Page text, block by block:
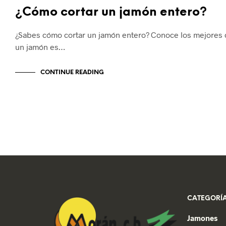
¿Cómo cortar un jamón entero?
¿Sabes cómo cortar un jamón entero? Conoce los
un jamón es…
CONTINUE READING
Jamones